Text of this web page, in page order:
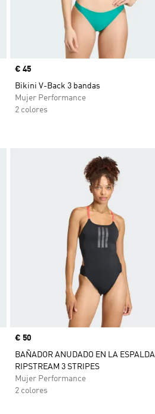
Precio
€ 45
Bikini V-Back 3 bandas
Mujer Performance
2 colores
Añadir a la lista de deseos
Precio
€ 50
BAÑADOR ANUDADO EN LA ESPALDA
RIPSTREAM 3 STRIPES
Mujer Performance
2 colores